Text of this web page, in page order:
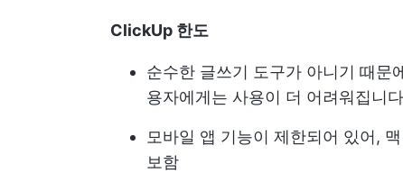
ClickUp 한도
순수한 글쓰기 도구가 아니기 때문
용자에게는 사용이 더 어려워집니다
모바일 앱 기능이 제한되어 있어,
보함